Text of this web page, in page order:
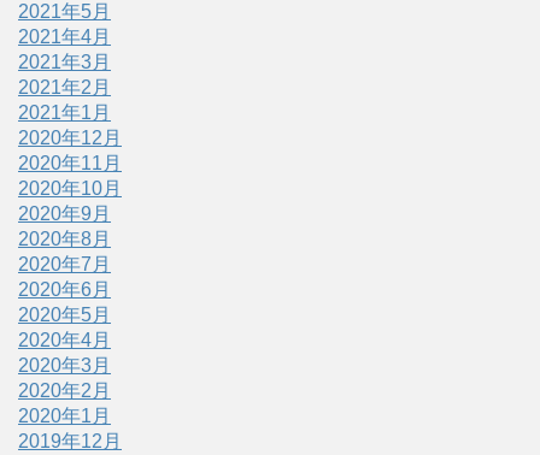
2021年5月
2021年4月
2021年3月
2021年2月
2021年1月
2020年12月
2020年11月
2020年10月
2020年9月
2020年8月
2020年7月
2020年6月
2020年5月
2020年4月
2020年3月
2020年2月
2020年1月
2019年12月